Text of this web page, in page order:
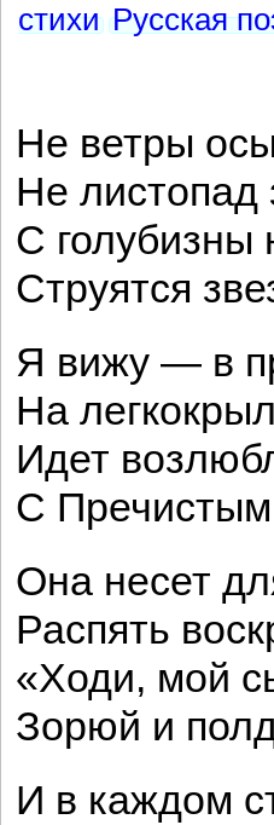
стихи Русская
Не ветры
Не листопад
С голубизны
Струятся
Я вижу — в
На
Идет
С
Она несет
Распять
«Ходи, мой
Зорюй и
И в каждом